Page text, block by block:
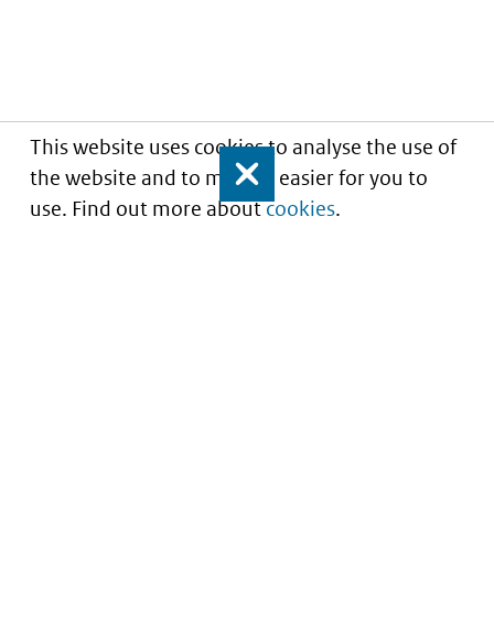
This website uses cookies to analyse the use of
the website and to make it easier for you to
use. Find out more aboutcookies.
Close